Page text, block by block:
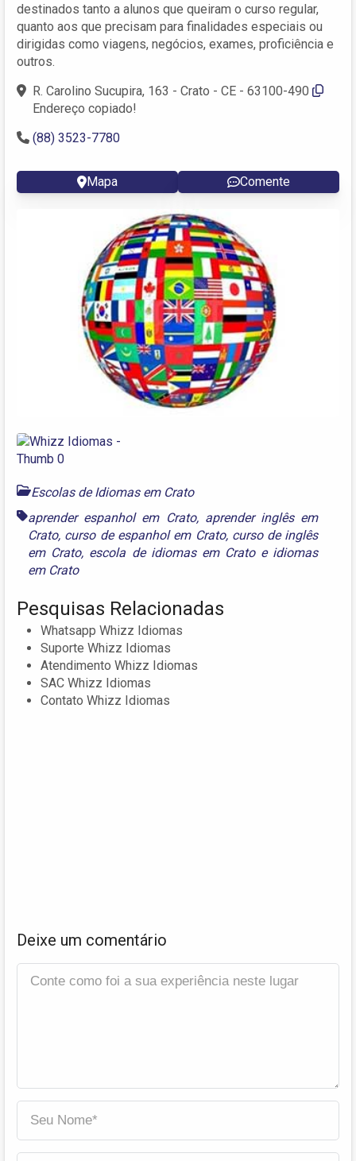
destinados tanto a alunos que queiram o curso regular,
quanto aos que precisam para finalidades especiais ou
dirigidas como viagens, negócios, exames, proficiência e
outros.
R. Carolino Sucupira, 163 - Crato - CE - 63100-490
Endereço copiado!
(88) 3523-7780
Mapa Comente
Escolas de Idiomas em Crato
aprender espanhol em Crato, aprender inglês em
Crato, curso de espanhol em Crato, curso de inglês
em Crato, escola de idiomas em Cratoe idiomas
em Crato
Pesquisas Relacionadas
Whatsapp Whizz Idiomas
Suporte Whizz Idiomas
Atendimento Whizz Idiomas
SAC Whizz Idiomas
Contato Whizz Idiomas
Deixe um comentário